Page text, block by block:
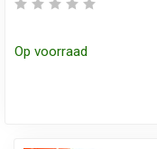
Op voorraad